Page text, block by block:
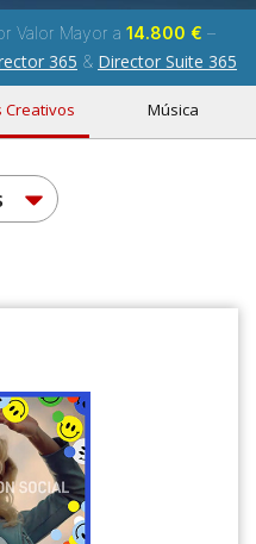
Valor Mayor a 14.800 € –
365 & Director Suite 365
Creativos Música